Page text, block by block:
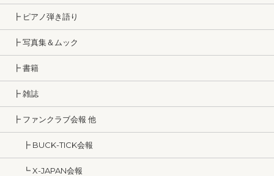
┣ ピアノ弾き語り
┣ 写真集＆ムック
┣ 書籍
┣ 雑誌
┣ ファンクラブ会報 他
┣ BUCK-TICK会報
┗ X-JAPAN会報